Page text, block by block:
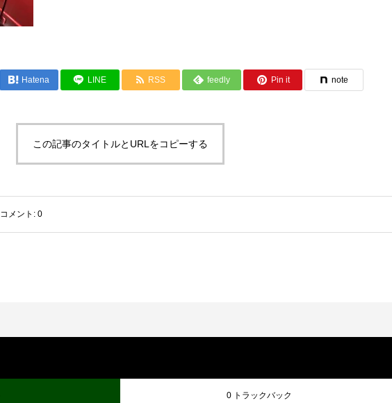
Hatena LINE RSS feedly Pin it note
この記事のタイトルとURLをコピーする
コメント: 0
0 トラックバック